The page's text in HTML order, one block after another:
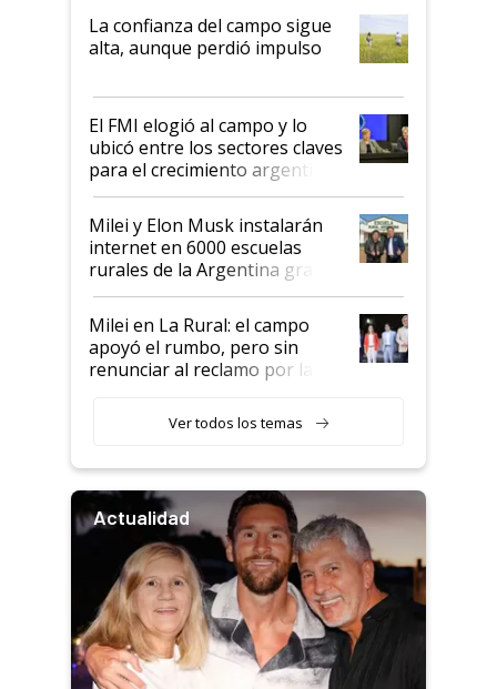
plata a un hijo para droga":
Juan Félix Rossetti, el libertario
que de una dura crisis salió
de Milei
La confianza del campo sigue
alta, aunque perdió impulso
El FMI elogió al campo y lo
ubicó entre los sectores claves
para el crecimiento argentino
Milei y Elon Musk instalarán
internet en 6000 escuelas
rurales de la Argentina gracias
a un acuerdo con Starlink
Milei en La Rural: el campo
apoyó el rumbo, pero sin
renunciar al reclamo por las
Ver todos los temas
Actualidad